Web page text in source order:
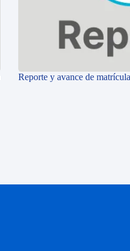
Reporte y avance de